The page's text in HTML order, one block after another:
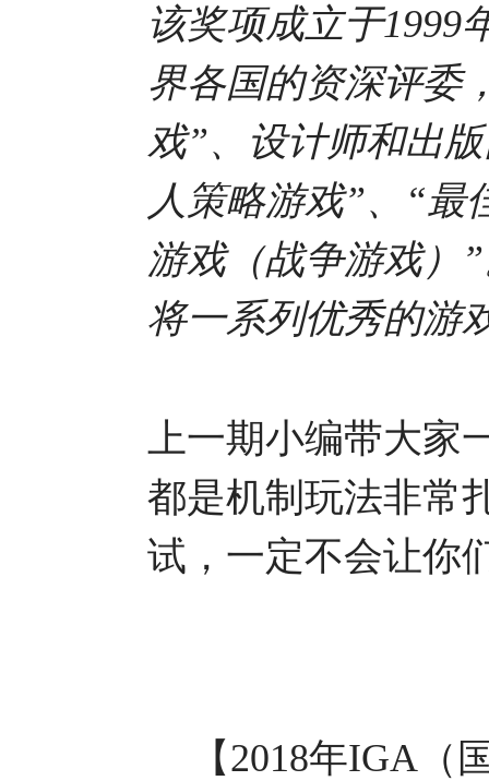
该奖项成立于1999
界各国的资深评委
戏”、设计师和出
人策略游戏”、“最
游戏（战争游戏）
将一系列优秀的游
上一期小编带大家
都是机制玩法非常
试，一定不会让你
【2018年IGA